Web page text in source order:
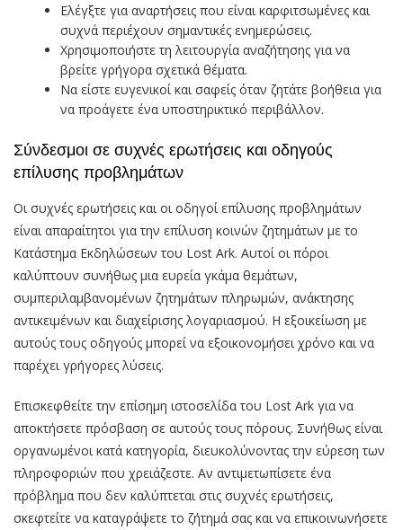
Ελέγξτε για αναρτήσεις που είναι καρφιτσωμένες και
συχνά περιέχουν σημαντικές ενημερώσεις.
Χρησιμοποιήστε τη λειτουργία αναζήτησης για να
βρείτε γρήγορα σχετικά θέματα.
Να είστε ευγενικοί και σαφείς όταν ζητάτε βοήθεια για
να προάγετε ένα υποστηρικτικό περιβάλλον.
Σύνδεσμοι σε συχνές ερωτήσεις και οδηγούς
επίλυσης προβλημάτων
Οι συχνές ερωτήσεις και οι οδηγοί επίλυσης προβλημάτων
είναι απαραίτητοι για την επίλυση κοινών ζητημάτων με το
Κατάστημα Εκδηλώσεων του Lost Ark. Αυτοί οι πόροι
καλύπτουν συνήθως μια ευρεία γκάμα θεμάτων,
συμπεριλαμβανομένων ζητημάτων πληρωμών, ανάκτησης
αντικειμένων και διαχείρισης λογαριασμού. Η εξοικείωση με
αυτούς τους οδηγούς μπορεί να εξοικονομήσει χρόνο και να
παρέχει γρήγορες λύσεις.
Επισκεφθείτε την επίσημη ιστοσελίδα του Lost Ark για να
αποκτήσετε πρόσβαση σε αυτούς τους πόρους. Συνήθως είναι
οργανωμένοι κατά κατηγορία, διευκολύνοντας την εύρεση των
πληροφοριών που χρειάζεστε. Αν αντιμετωπίσετε ένα
πρόβλημα που δεν καλύπτεται στις συχνές ερωτήσεις,
σκεφτείτε να καταγράψετε το ζήτημά σας και να επικοινωνήσετε